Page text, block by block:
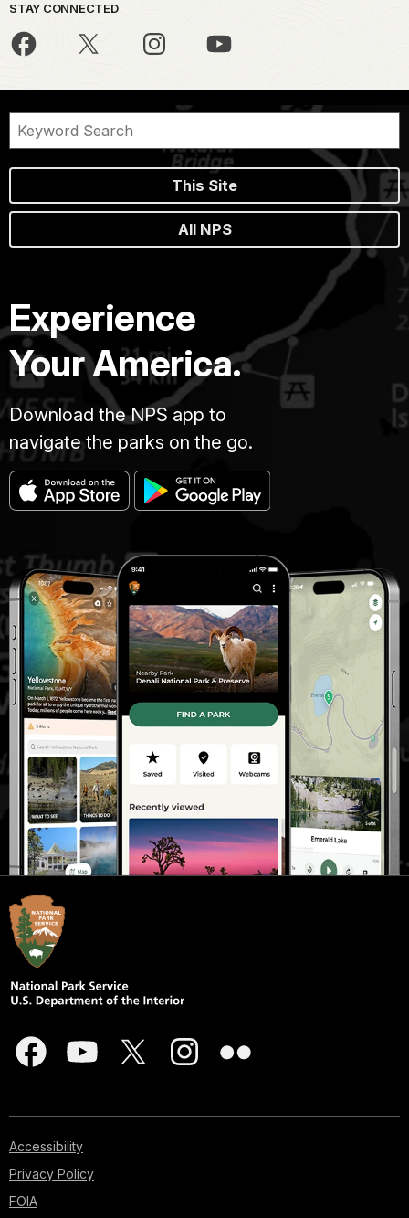
STAY CONNECTED
This Site
All NPS
Experience
Your America.
Download the NPS app to
navigate the parks on the go.
Accessibility
Privacy Policy
FOIA